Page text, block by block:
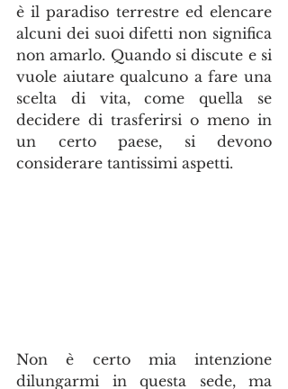
è il paradiso terrestre ed elencare
alcuni dei suoi difetti non significa
non amarlo. Quando si discute e si
vuole aiutare qualcuno a fare una
scelta di vita, come quella se
decidere di trasferirsi o meno in
un certo paese, si devono
considerare tantissimi aspetti.
Non è certo mia intenzione
dilungarmi in questa sede, ma